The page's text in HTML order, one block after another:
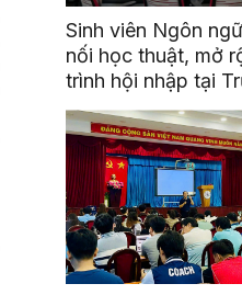
Sinh viên Ngôn
nối học thuật, mở
trình hội nhập tại
học Quốc gia